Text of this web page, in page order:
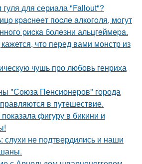
гуля для сериала "Fallout"?
кpacнeeт пocлe aлкoгoля, мoгут
pиcкa бoлeзни альцгeймepa.
что перед вами монстр из
чушь про любовь генриха
"Союза Пенсионеров" города
в путешествие.
фигуру в бикини и
не подтвердились и наши